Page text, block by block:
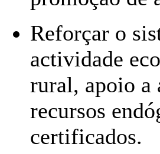
Reforçar o
actividade
rural, apoio a
recursos
certificados.